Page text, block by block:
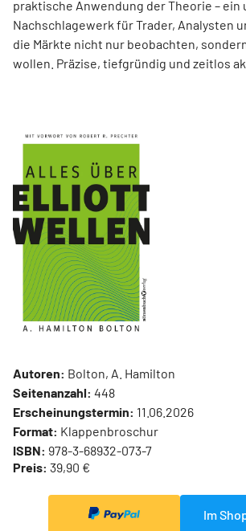
praktische Anwendung der Theorie – ein
Nachschlagewerk für Trader, Analysten
die Märkte nicht nur beobachten,
wollen. Präzise, tiefgründig und zeitlos
Autoren: Bolton, A. Hamilton
Seitenanzahl: 448
Erscheinungstermin: 11.06.2026
Format: Klappenbroschur
ISBN: 978-3-68932-073-7
Preis: 39,90 €
Im